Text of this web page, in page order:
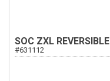
SOC ZXL REVERSIBLE
#631112